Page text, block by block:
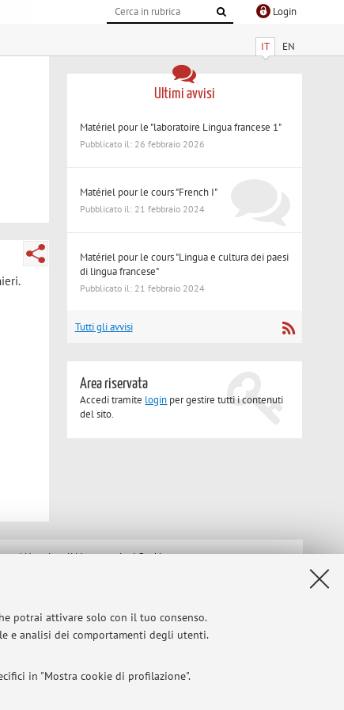
potrai attivare solo con il tuo consenso.
e analisi dei comportamenti degli utenti.
in "Mostra cookie di profilazione".
Login
IT EN
Ultimi avvisi
Matériel pour le "laboratoire Lingua francese 1"
Pubblicato il: 26 febbraio 2026
Matériel pour le cours "French I"
Pubblicato il: 21 febbraio 2024
Matériel pour le cours "Lingua e cultura dei paesi
di lingua francese"
Pubblicato il: 21 febbraio 2024
Tutti gli avvisi
Area riservata
Accedi tramite login per gestire tutti i contenuti
del sito.
|Note legali|Impostazioni Cookie